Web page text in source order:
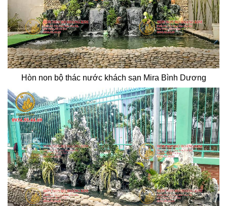
Hòn non bộ thác nước khách sạn Mira Bình Dương